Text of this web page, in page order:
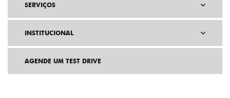
SERVIÇOS
INSTITUCIONAL
AGENDE UM TEST DRIVE